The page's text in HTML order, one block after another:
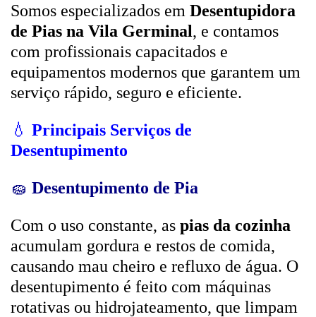
Somos especializados em Desentupidora
de Pias na Vila Germinal, e contamos
com profissionais capacitados e
equipamentos modernos que garantem um
serviço rápido, seguro e eficiente.
💧 Principais Serviços de
Desentupimento
🧽 Desentupimento de Pia
Com o uso constante, as pias da cozinha
acumulam gordura e restos de comida,
causando mau cheiro e refluxo de água. O
desentupimento é feito com máquinas
rotativas ou hidrojateamento, que limpam